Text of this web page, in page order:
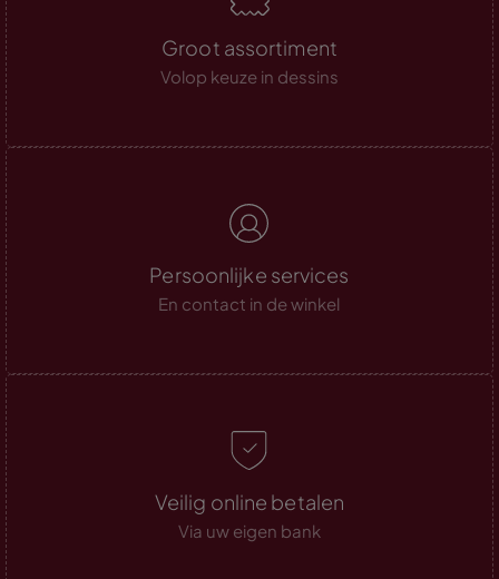
Groot assortiment
Volop keuze in dessins
Persoonlijke services
En contact in de winkel
Veilig online betalen
Via uw eigen bank